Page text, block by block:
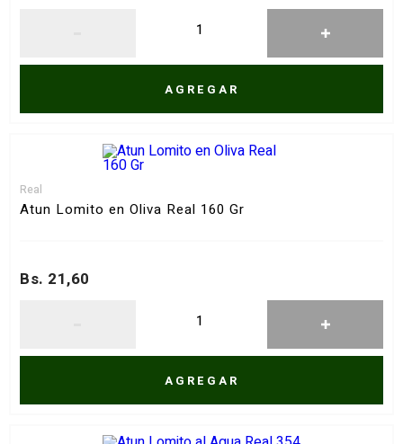
AGREGAR
Real
Atun Lomito en Oliva Real 160 Gr
Bs. 21,60
AGREGAR